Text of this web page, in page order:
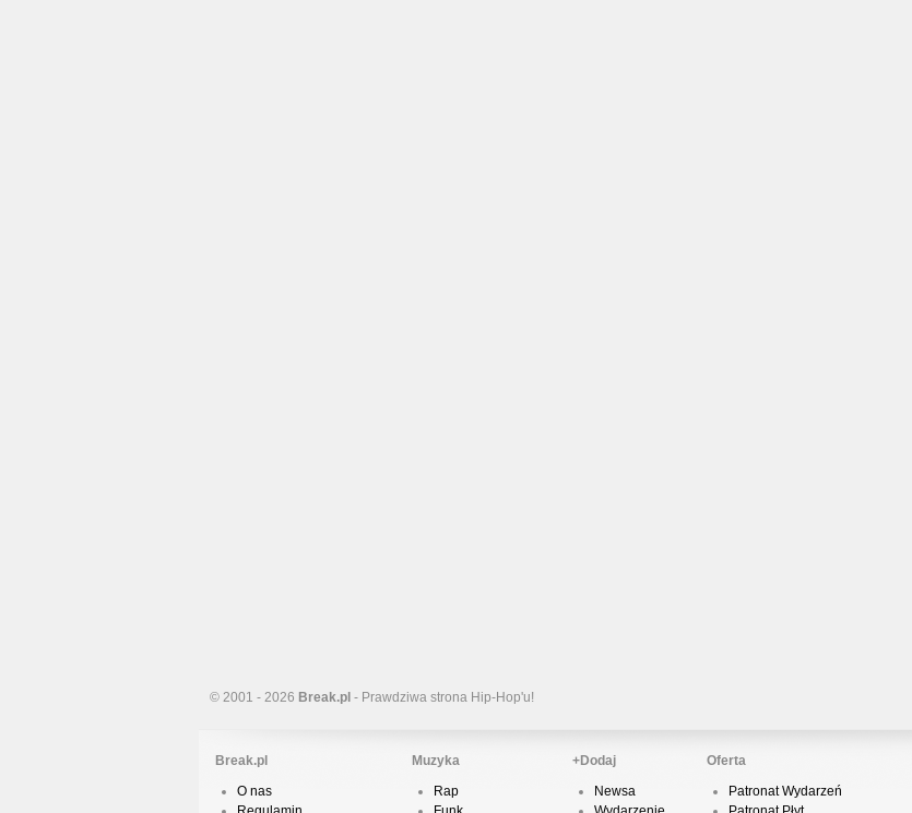
© 2001 - 2026 Break.pl - Prawdziwa strona Hip-Hop'u!
Break.pl
O nas
Muzyka
Rap
+Dodaj
Newsa
Oferta
Patronat Wydarzeń